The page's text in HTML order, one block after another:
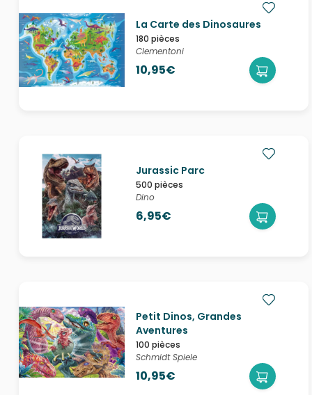
La Carte des Dinosaures
180 pièces
Clementoni
10,95€
Jurassic Parc
500 pièces
Dino
6,95€
Petit Dinos, Grandes
Aventures
100 pièces
Schmidt Spiele
10,95€